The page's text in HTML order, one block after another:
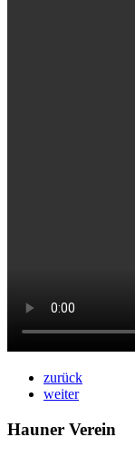
zurück
weiter
Hauner Verein